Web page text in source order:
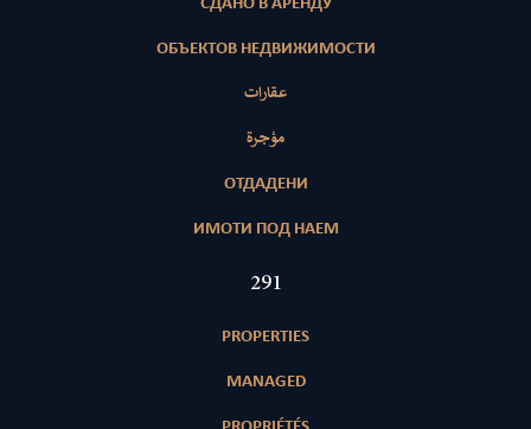
СДАНО В АРЕНДУ
ОБЪЕКТОВ НЕДВИЖИМОСТИ
عقارات
مؤجرة
ОТДАДЕНИ
ИМОТИ ПОД НАЕМ
422
PROPERTIES
MANAGED